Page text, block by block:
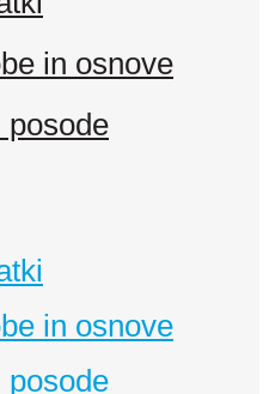
in osnove
posode
in osnove
posode